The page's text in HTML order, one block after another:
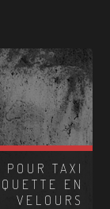
TAXI
EN
VELOURS